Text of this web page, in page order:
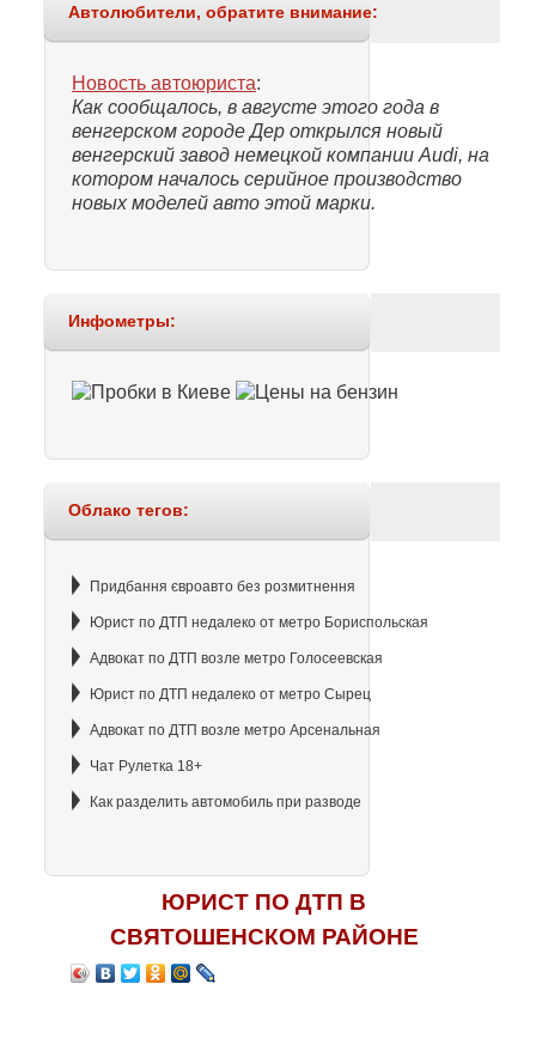
Автолюбители, обратите внимание:
Новость автоюриста:
Как сообщалось, в августе этого года в
венгерском городе Дер открылся новый
венгерский завод немецкой компании Audi, на
котором началось серийное производство
новых моделей авто этой марки.
Инфометры:
Облако тегов:
Придбання євроавто без розмитнення
Юрист по ДТП недалеко от метро Бориспольская
Адвокат по ДТП возле метро Голосеевская
Юрист по ДТП недалеко от метро Сырец
Адвокат по ДТП возле метро Арсенальная
Чат Рулетка 18+
Как разделить автомобиль при разводе
ЮРИСТ ПО ДТП В
СВЯТОШЕНСКОМ РАЙОНЕ